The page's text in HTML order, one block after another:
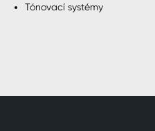
Tónovací systémy